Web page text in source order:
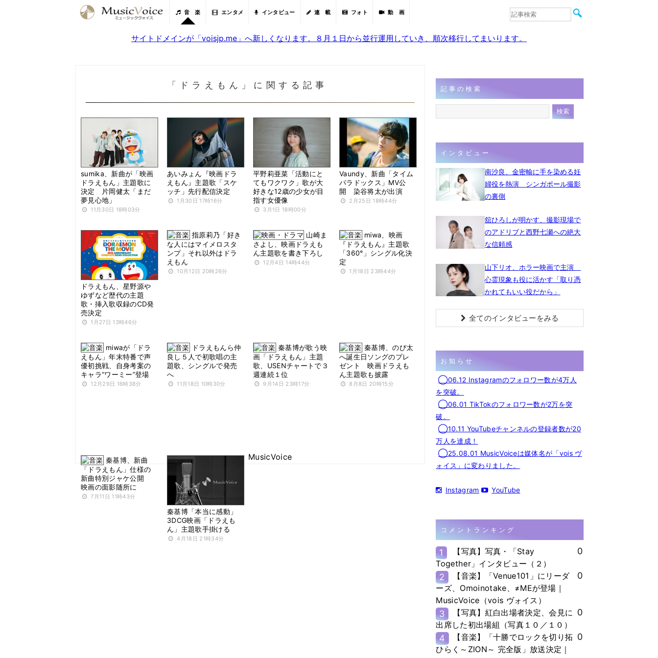
音 楽 エンタメ インタビュー 連 載 フォト 動 画
音楽
サイトドメインが「voisjp.me」へ新しくなります。８月１日から並行運用していき、順次移行してまいります。
「ドラえもん」に関する記事
sumika、新曲が「映画
ドラえもん」主題歌に
決定 片岡健太「まだ
夢見心地」
11月30日 18時03分
あいみょん『映画ドラ
えもん』主題歌「スケ
ッチ」先行配信決定
1月30日 17時16分
平野莉亜菜「活動にと
てもワクワク」歌が大
好きな12歳の少女が目
指す女優像
3月1日 18時00分
Vaundy、新曲「タイム
パラドックス」MV公
開 染谷将太が出演
2月25日 18時44分
ドラえもん、星野源や
ゆずなど歴代の主題
歌・挿入歌収録のCD発
売決定
1月27日 13時46分
指原莉乃「好き
な人にはマイメロスタ
ンプ」それ以外はドラ
えもん
10月12日 20時26分
山崎ま
さよし、映画ドラえも
ん主題歌を書き下ろし
12月4日 14時44分
miwa、映画
『ドラえもん』主題歌
「360°」シングル化決
定
1月18日 23時44分
miwaが「ドラ
えもん」年末特番で声
優初挑戦、自身考案の
キャラ“ワーミー”登場
12月29日 16時38分
ドラえもんら仲
良し５人で初歌唱の主
題歌、シングルで発売
へ
11月18日 10時30分
秦基博が歌う映
画「ドラえもん」主題
歌、USENチャートで３
週連続１位
9月14日 23時17分
秦基博、のび太
へ誕生日ソングのプレ
ゼント 映画ドラえも
ん主題歌も披露
8月8日 20時15分
秦基博、新曲
「ドラえもん」仕様の
新曲特別ジャケ公開
映画の面影随所に
7月11日 11時43分
秦基博「本当に感動」
3DCG映画「ドラえも
ん」主題歌手掛ける
4月18日 21時34分
MusicVoice
記事の検索
インタビュー
南沙良、金密輸に手を染める妊
婦役を熱演 シンガポール撮影
の裏側
舘ひろしが明かす、撮影現場で
のアドリブと西野七瀬への絶大
な信頼感
山下リオ、ホラー映画で主演
心霊現象も役に活かす「取り憑
かれてもいい役だから」
全てのインタビューをみる
お知らせ
◯06.12 Instagramのフォロワー数が4万人
を突破。
◯06.01 TikTokのフォロワー数が2万を突
破。
◯10.11 YouTubeチャンネルの登録者数が20
万人を達成！
◯25.08.01 MusicVoiceは媒体名が「vois ヴ
ォイス」に変わりました。
Instagram YouTube
コメントランキング
1
【写真】写真・「Stay
Together」インタビュー（２）
0
2
【音楽】「Venue101」にリーダ
ーズ、Omoinotake、≠MEが登場｜
MusicVoice（vois ヴォイス）
0
3
【写真】紅白出場者決定、会見に
出席した初出場組（写真１０／１０）
0
4
【音楽】「十勝でロックを切り拓
ひらく～ZION～ 完全版」放送決定｜
0